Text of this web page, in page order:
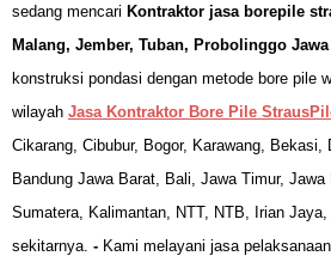
sedang mencari Kontraktor jasa borepile
Malang, Jember, Tuban, Probolinggo
konstruksi pondasi dengan metode bore pile
wilayah Jasa Kontraktor Bore Pile
Cikarang, Cibubur, Bogor, Karawang, Bekasi,
Bandung Jawa Barat, Bali, Jawa Timur, Jawa
Sumatera, Kalimantan, NTT, NTB, Irian
sekitarnya. - Kami melayani jasa